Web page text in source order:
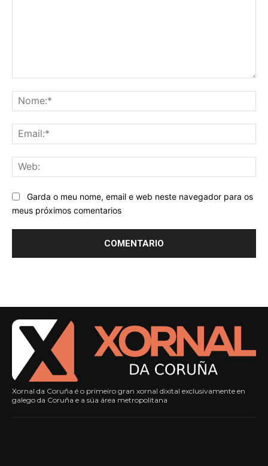
Garda o meu nome, email e web neste navegador para os
meus próximos comentarios
Xornal da Coruña é o primeiro gran xornal dixital exclusivamente en
galego da Coruña e a súa área metropolitana